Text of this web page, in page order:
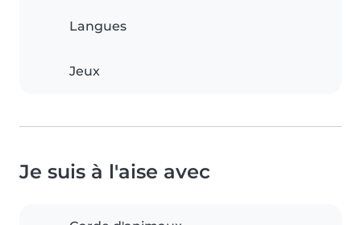
Langues
Jeux
Je suis à l'aise avec